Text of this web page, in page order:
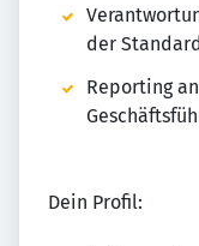
der
Reporting
Dein Profil: